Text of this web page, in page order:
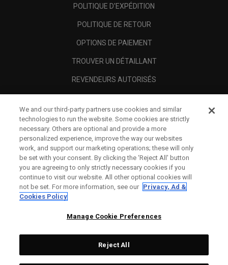
POLITIQUE D'EXPÉDITION
POLITIQUE DE RETOUR
OPTIONS DE PAIEMENT
TROUVER UN DÉTAILLANT
REVENDEURS AUTORISÉS
A PROPOS
MENTIONS LÉGALES
We and our third-party partners use cookies and similar
technologies to run the website. Some cookies are strictly
necessary. Others are optional and provide a more
personalized experience, improve the way our websites
work, and support our marketing operations; these will only
be set with your consent. By clicking the ‘Reject All' button
you are agreeing to only strictly necessary cookies if you
continue to visit our website. All other optional cookies will
not be set. For more information, see our Privacy, Ad &
Cookies Policy
Manage Cookie Preferences
Reject All